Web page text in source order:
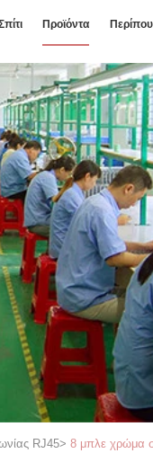
Προϊόντα
RJ45> 8 μπλε χρώμα